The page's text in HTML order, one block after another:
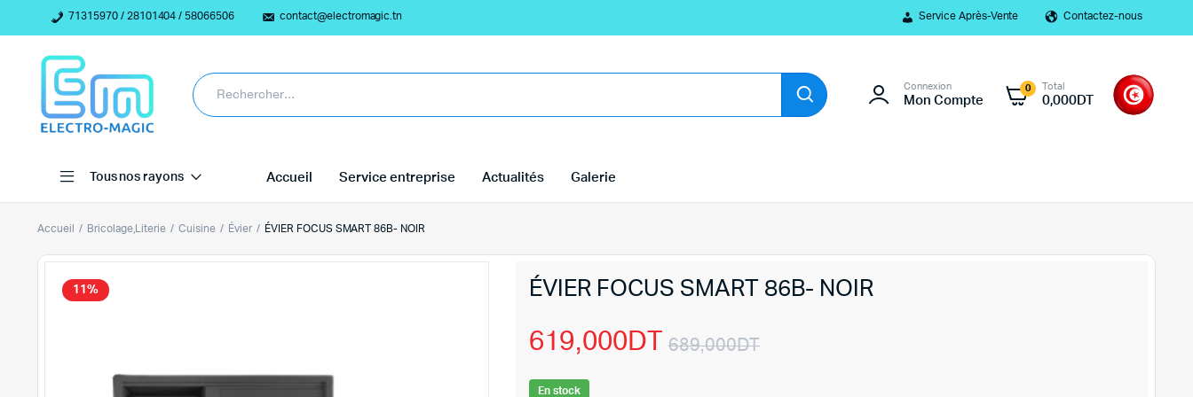
71315970 / 28101404 / 58066506 contact@electromagic.tn Service Après-Vente Contactez-nous
Connexion
Mon Compte
0 Total
0,000 DT
Tous nos rayons Accueil Service entreprise Actualités Galerie
Accueil Bricolage,Literie Cuisine Évier ÉVIER FOCUS SMART 86B- NOIR
11% ÉVIER FOCUS SMART 86B- NOIR
689,000DT
619,000DT
En stock